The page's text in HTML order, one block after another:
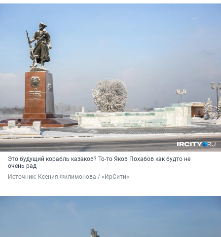
Это будущий корабль казаков? То-то Яков Похабов как будто не
очень рад
Источник: Ксения Филимонова / «ИрСити»